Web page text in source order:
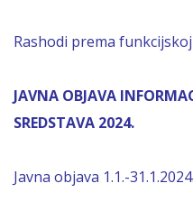
Rashodi prema
JAVNA OBJAVA
SREDSTAVA 2024.
Javna objava 1.1.-31.1.2024.